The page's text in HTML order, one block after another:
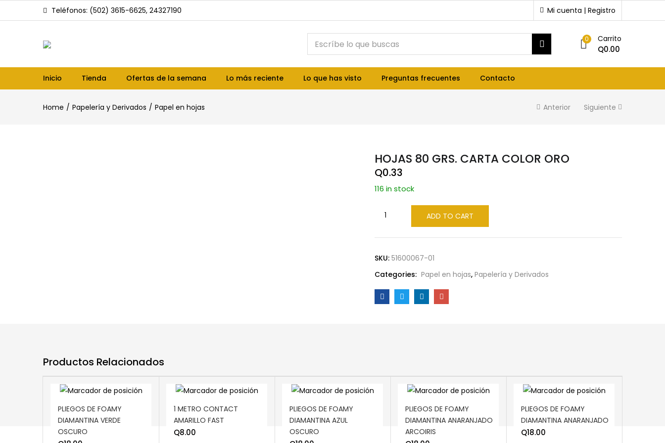
Teléfonos: (502) 3615-6625, 24327190 Mi cuenta | Registro
0 Carrito
Q0.00
Inicio Tienda Ofertas de la semana Lo más reciente Lo que has visto Preguntas frecuentes Contacto
Home Papelería y Derivados Papel en hojas Anterior Siguiente
HOJAS 80 GRS. CARTA COLOR ORO
Q0.33
116 in stock
ADD TO CART
SKU: 51600067-01
Categories: Papel en hojas, Papelería y Derivados
Productos Relacionados
PLIEGOS DE FOAMY
DIAMANTINA VERDE
OSCURO
1 METRO CONTACT
AMARILLO FAST
Q8.00
PLIEGOS DE FOAMY
DIAMANTINA AZUL
OSCURO
PLIEGOS DE FOAMY
DIAMANTINA ANARANJADO
ARCOIRIS
PLIEGOS DE FOAMY
DIAMANTINA ANARANJADO
Q18.00